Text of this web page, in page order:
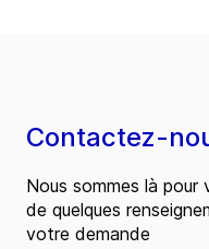
Contactez-
Nous sommes là pour
de quelques
votre demande